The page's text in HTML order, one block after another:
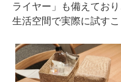
ライヤー」も備えてお
生活空間で実際に試すこ